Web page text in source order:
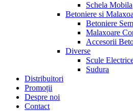
Schela Mobila
Betoniere si
Betoniere
Malaxoare
Accesorii
Diverse
Scule
Sudura
Distribuitori
Promoții
Despre noi
Contact